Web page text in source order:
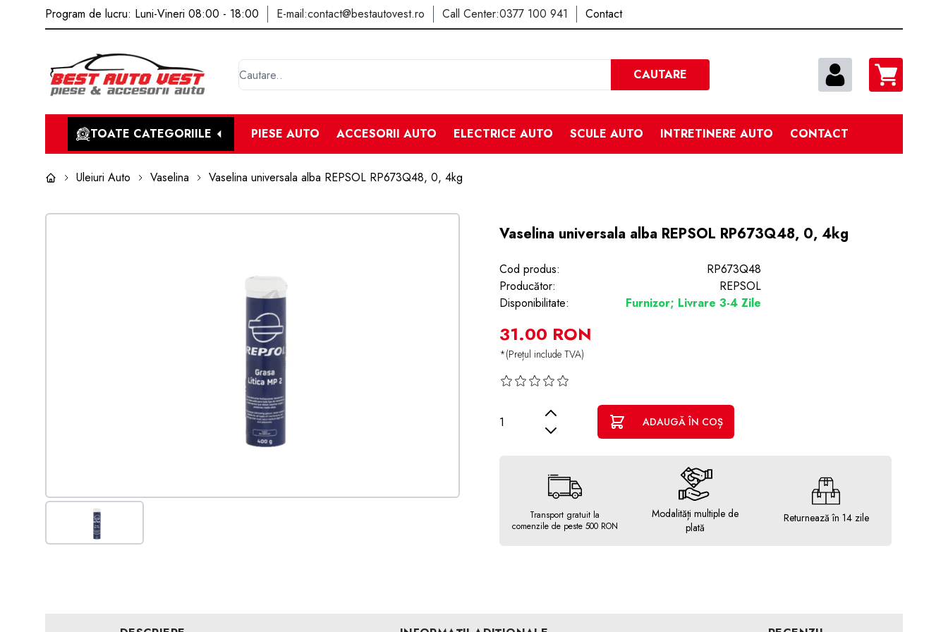
Program de lucru: Luni-Vineri 08:00 - 18:00 E-mail:contact@bestautovest.ro Call Center:0377 100 941 Contact
Cautare
CAUTARE
TOATE CATEGORIILE PIESE AUTO ACCESORII AUTO ELECTRICE AUTO SCULE AUTO INTRETINERE AUTO CONTACT
Uleiuri Auto Vaselina Vaselina universala alba REPSOL RP673Q48, 0, 4kg
Vaselina universala alba REPSOL RP673Q48, 0, 4kg
Cod produs:
RP673Q48
Producător:
REPSOL
Disponibilitate:
Furnizor; Livrare 3-4 Zile
31.00 RON
*(Prețul include TVA)
ADAUGĂ ÎN COȘ
Transport gratuit la
comenzile de peste 500 RON
Modalități multiple de
plată
Returnează în 14 zile